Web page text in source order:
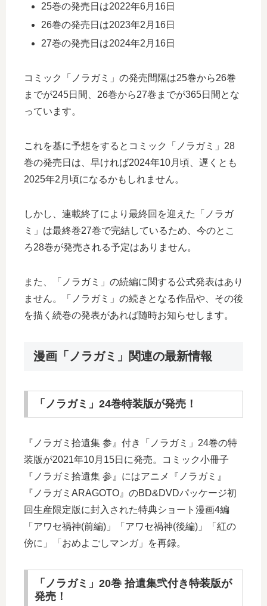
25巻の発売日は2022年6月16日
26巻の発売日は2023年2月16日
27巻の発売日は2024年2月16日
コミック「ノラガミ」の発売間隔は25巻から26巻
までが245日間、26巻から27巻までが365日間とな
っています。
これを基に予想をするとコミック「ノラガミ」28
巻の発売日は、早ければ2024年10月頃、遅くとも
2025年2月頃になるかもしれません。
しかし、連載終了により最終回を迎えた「ノラガ
ミ」は最終巻27巻で完結しているため、今のとこ
ろ28巻が発売される予定はありません。
また、「ノラガミ」の続編に関する公式発表はあり
ません。「ノラガミ」の続きとなる作品や、その後
を描く続巻の発表があれば随時お知らせします。
漫画「ノラガミ」関連の最新情報
「ノラガミ」24巻特装版が発売！
『ノラガミ拾遺集 参』付き「ノラガミ」24巻の特
装版が2021年10月15日に発売。コミック小冊子
『ノラガミ拾遺集 参』にはアニメ『ノラガミ』
『ノラガミARAGOTO』のBD&DVDパッケージ初
回生産限定版に封入された特典ショート漫画4編
「アワセ禍神(前編)」「アワセ禍神(後編)」「紅の
傍に」「おめよごしマンガ」を再録。
「ノラガミ」20巻 拾遺集弐付き特装版が
発売！